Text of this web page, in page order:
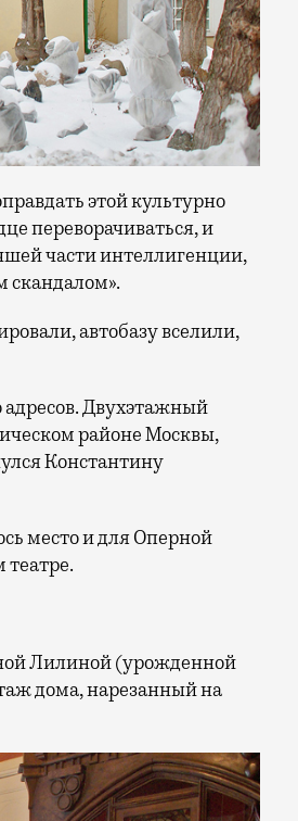
этой культурно
переворачиваться, и
части интеллигенции,
скандалом».
автобазу вселили,
Двухэтажный
районе Москвы,
Константину
место и для Оперной
театре.
Лилиной (урожденной
дома, нарезанный на